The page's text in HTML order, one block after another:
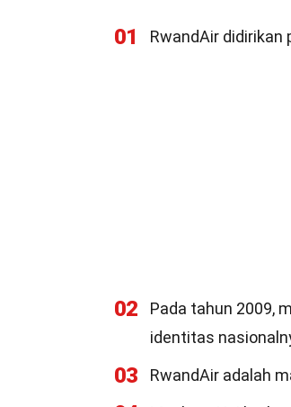
01 RwandAir didirikan
02
Pada tahun 2009,
identitas
03 RwandAir adalah